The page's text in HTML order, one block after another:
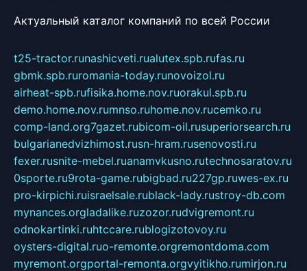
Актуальный каталог компаний по всей России
t25-tractor.runashicveti.rualutex.spb.rufas.ru
gbmk.spb.ruromania-today.runovoizol.ru
airheat-spb.rufisika.home.nov.ruorakul.spb.ru
demo.home.nov.rumnso.ruhome.nov.rucemko.ru
comp-land.org7gazet.rubicom-oil.rusuperiorsearch.ru
bulgarianedvizhimost.rusn-hram.rusenovosti.ru
fexer.rusnite-mebel.ruanamvkusno.rutechnosaratov.ru
0sporte.ru9rota-game.rubigbad.ru227gp.ruwes-ex.ru
pro-kirpichi.ruisraelsale.rublack-lady.rustroy-db.com
mynances.orgladalike.ruzozor.rudvigremont.ru
odnokartinki.ruhtccare.rublogizotovoy.ru
oysters-digital.ruo-remonte.orgremontdoma.com
myremont.orgportal-remonta.orgvyitikho.rumirjon.ru